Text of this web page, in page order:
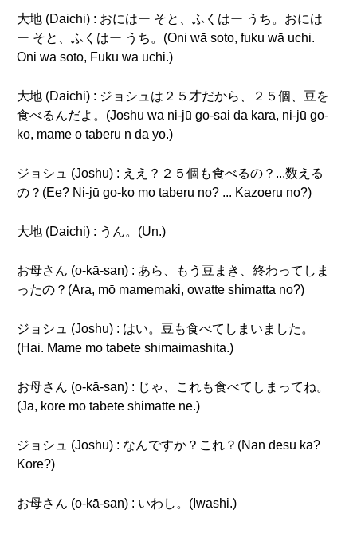
大地 (Daichi) : おにはー そと、ふくはー うち。おには
ー そと、ふくはー うち。(Oni wā soto, fuku wā uchi.
Oni wā soto, Fuku wā uchi.)
大地 (Daichi) : ジョシュは２５才だから、２５個、豆を
食べるんだよ。(Joshu wa ni-jū go-sai da kara, ni-jū go-
ko, mame o taberu n da yo.)
ジョシュ (Joshu) : ええ？２５個も食べるの？...数える
の？(Ee? Ni-jū go-ko mo taberu no? ... Kazoeru no?)
大地 (Daichi) : うん。(Un.)
お母さん (o-kā-san) : あら、もう豆まき、終わってしま
ったの？(Ara, mō mamemaki, owatte shimatta no?)
ジョシュ (Joshu) : はい。豆も食べてしまいました。
(Hai. Mame mo tabete shimaimashita.)
お母さん (o-kā-san) : じゃ、これも食べてしまってね。
(Ja, kore mo tabete shimatte ne.)
ジョシュ (Joshu) : なんですか？これ？(Nan desu ka?
Kore?)
お母さん (o-kā-san) : いわし。(Iwashi.)